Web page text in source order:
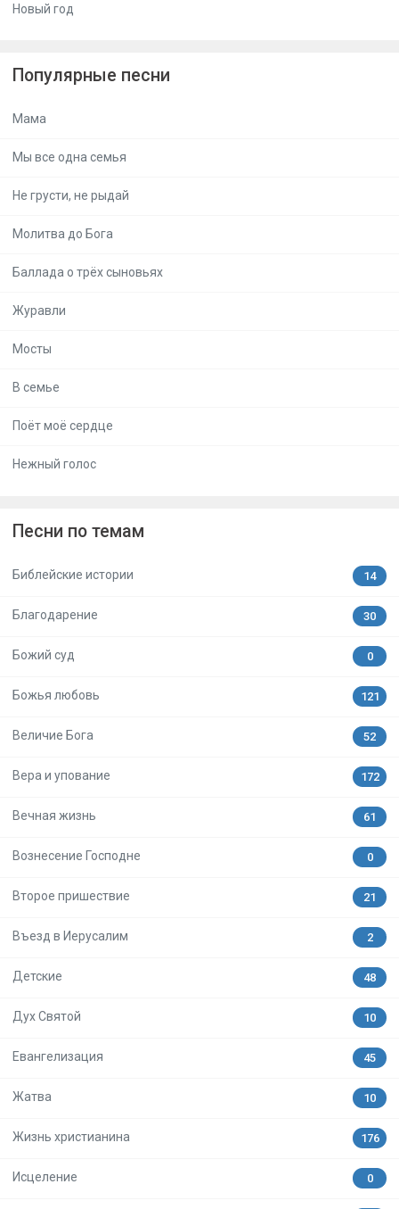
Новый год
Популярные песни
Мама
Мы все одна семья
Не грусти, не рыдай
Молитва до Бога
Баллада о трёх сыновьях
Журавли
Мосты
В семье
Поёт моё сердце
Нежный голос
Песни по темам
Библейские истории 14
Благодарение 30
Божий суд 0
Божья любовь 121
Величие Бога 52
Вера и упование 172
Вечная жизнь 61
Вознесение Господне 0
Второе пришествие 21
Въезд в Иерусалим 2
Детские 48
Дух Святой 10
Евангелизация 45
Жатва 10
Жизнь христианина 176
Исцеление 0